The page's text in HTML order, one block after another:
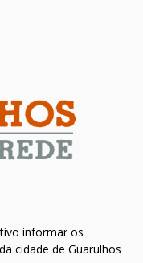
informar os
cidade de Guarulhos